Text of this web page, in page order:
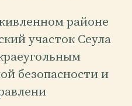
районе
участок Сеула
безопасности и